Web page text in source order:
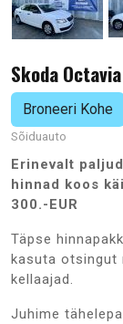
Skoda Octavia
Sõiduauto
Erinevalt
hinnad koos
300.-EUR
Täpse
kasuta otsingut
kellaajad.
Juhime